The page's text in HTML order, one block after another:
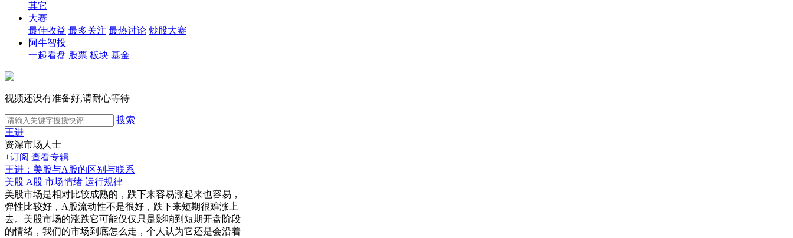
其它
大赛
最佳收益 最多关注 最热讨论 炒股大赛
阿牛智投
一起看盘 股票 板块 基金
视频还没有准备好,请耐心等待
搜索
王进
资深市场人士
+订阅 查看专辑
王进：美股与A股的区别与联系
美股 A股 市场情绪 运行规律
美股市场是相对比较成熟的，跌下来容易涨起来也容易，
弹性比较好，A股流动性不是很好，跌下来短期很难涨上
去。美股市场的涨跌它可能仅仅只是影响到短期开盘阶段
的情绪，我们的市场到底怎么走，个人认为它还是会沿着